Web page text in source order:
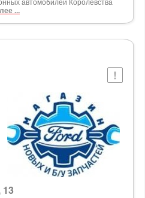
...
13